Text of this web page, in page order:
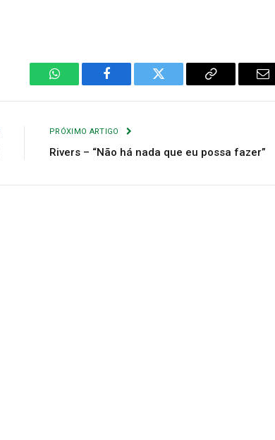
WhatsAppFacebook Twitter
Copiar
E-
PRÓXIMO ARTIGO
Rivers – “Não há nada que eu possa fazer”